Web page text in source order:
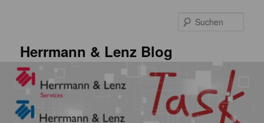
Herrmann & Lenz Blog